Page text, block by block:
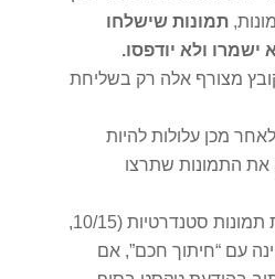
תמונות שישלחו
ולא יודפסו.
מצורף אלה רק בשליחת
מכן עלולות להיות
את התמונות שתרצו
ברירת המחדל להדפסת תמונות סטנדרטיות (10/15,
13/18, 15/21) הינה עם “חיתוך חכם”, אם